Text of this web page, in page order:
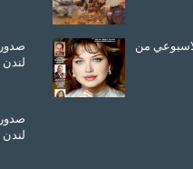
الاسبوعي من
لندن
لندن